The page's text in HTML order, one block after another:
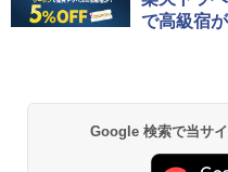
で高級宿
Google 検索で当サ